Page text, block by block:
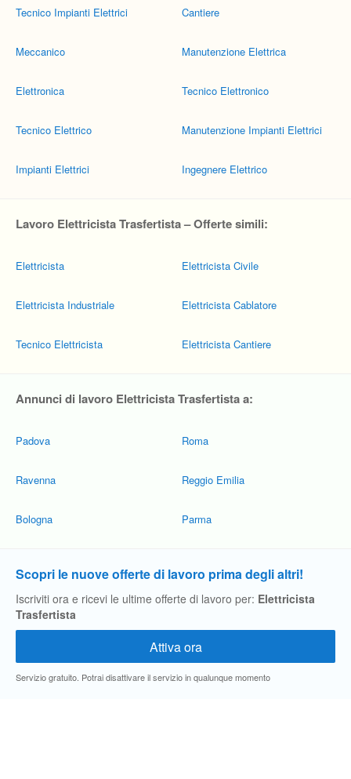
Tecnico Impianti Elettrici
Meccanico
Elettronica
Tecnico Elettrico
Impianti Elettrici
Cantiere
Manutenzione Elettrica
Tecnico Elettronico
Manutenzione Impianti Elettrici
Ingegnere Elettrico
Lavoro Elettricista Trasfertista – Offerte simili:
Elettricista
Elettricista Industriale
Tecnico Elettricista
Elettricista Civile
Elettricista Cablatore
Elettricista Cantiere
Annunci di lavoro Elettricista Trasfertista a:
Padova
Ravenna
Bologna
Roma
Reggio Emilia
Parma
Scopri le nuove offerte di lavoro prima degli altri!
Iscriviti ora e ricevi le ultime offerte di lavoro per: Elettricista
Trasfertista
Servizio gratuito. Potrai disattivare il servizio in qualunque momento